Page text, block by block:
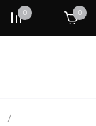
0 0
/